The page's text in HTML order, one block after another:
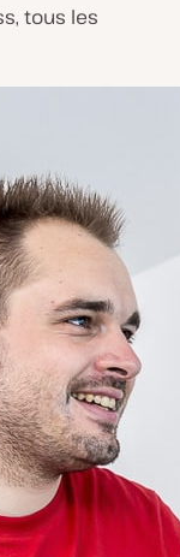
tous les